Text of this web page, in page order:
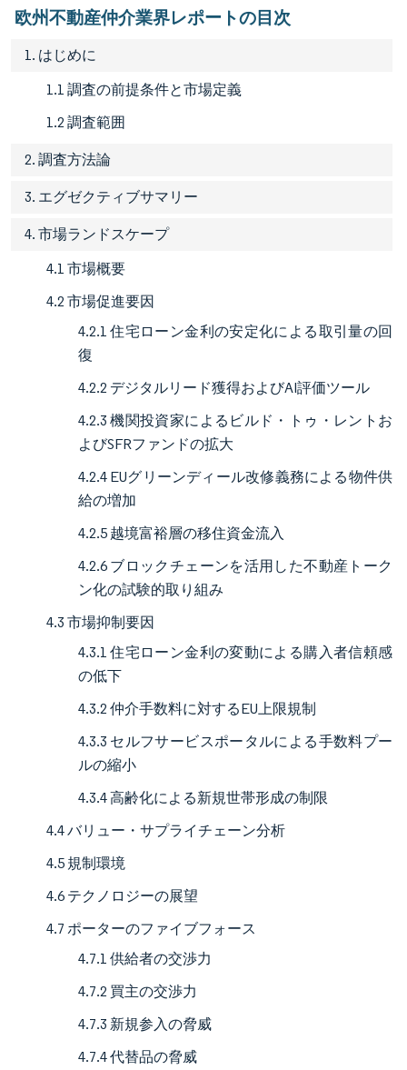
欧州不動産仲介業界レポートの目次
1. はじめに
1.1 調査の前提条件と市場定義
1.2 調査範囲
2. 調査方法論
3. エグゼクティブサマリー
4. 市場ランドスケープ
4.1 市場概要
4.2 市場促進要因
4.2.1 住宅ローン金利の安定化による取引量の回
復
4.2.2 デジタルリード獲得およびAI評価ツール
4.2.3 機関投資家によるビルド・トゥ・レントお
よびSFRファンドの拡大
4.2.4 EUグリーンディール改修義務による物件供
給の増加
4.2.5 越境富裕層の移住資金流入
4.2.6 ブロックチェーンを活用した不動産トーク
ン化の試験的取り組み
4.3 市場抑制要因
4.3.1 住宅ローン金利の変動による購入者信頼感
の低下
4.3.2 仲介手数料に対するEU上限規制
4.3.3 セルフサービスポータルによる手数料プー
ルの縮小
4.3.4 高齢化による新規世帯形成の制限
4.4 バリュー・サプライチェーン分析
4.5 規制環境
4.6 テクノロジーの展望
4.7 ポーターのファイブフォース
4.7.1 供給者の交渉力
4.7.2 買主の交渉力
4.7.3 新規参入の脅威
4.7.4 代替品の脅威